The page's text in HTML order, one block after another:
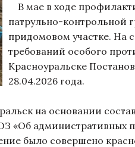
В мае в ходе
патрульно-контрольной
придомовом участке. На
требований особого
Красноуральске
28.04.2026 года.
на основании
«Об административных
было совершено